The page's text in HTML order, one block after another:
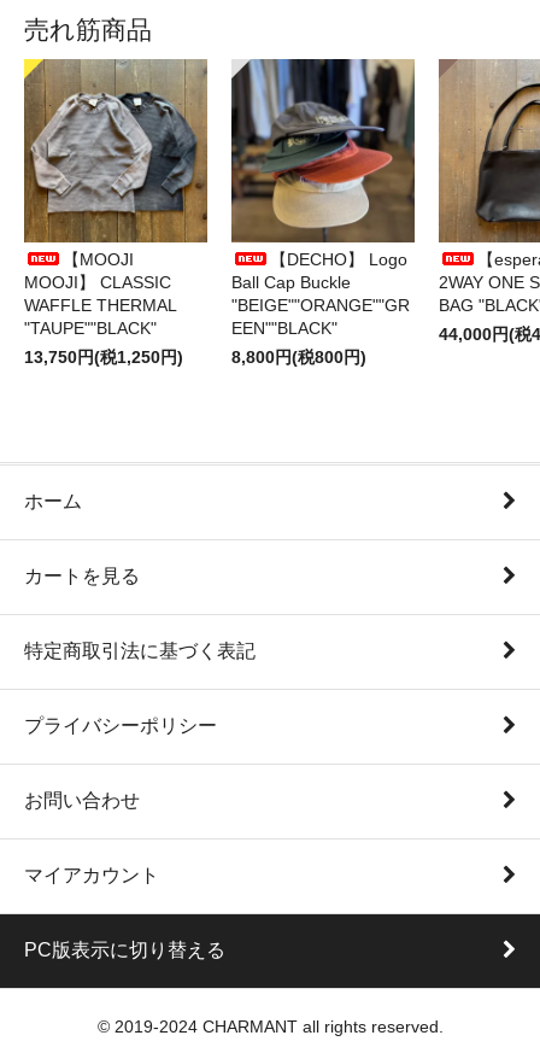
売れ筋商品
【MOOJI
MOOJI】 CLASSIC
WAFFLE THERMAL
"TAUPE""BLACK"
13,750円(税1,250円)
【DECHO】 Logo
Ball Cap Buckle
"BEIGE""ORANGE""GR
EEN""BLACK"
8,800円(税800円)
【
2WAY ONE
BAG
44,000円(税
ホーム
カートを見る
特定商取引法に基づく表記
プライバシーポリシー
お問い合わせ
マイアカウント
PC版表示に切り替える
© 2019-2024 CHARMANT all rights reserved.